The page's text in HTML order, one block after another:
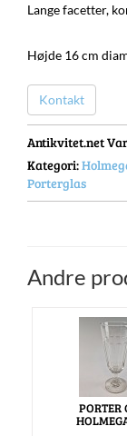
Lange facetter,
Højde 16 cm
Kontakt
Antikvitet.net
Kategori:
Porterglas
Andre
PORTER